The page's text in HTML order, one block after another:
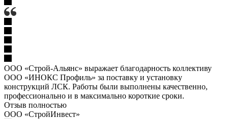
ООО «Строй-Альянс» выражает благодарность коллективу
ООО «ИНОКС Профиль» за поставку и установку
конструкций ЛСК. Работы были выполнены качественно,
профессионально и в максимально короткие сроки.
Отзыв полностью
ООО «СтройИнвест»